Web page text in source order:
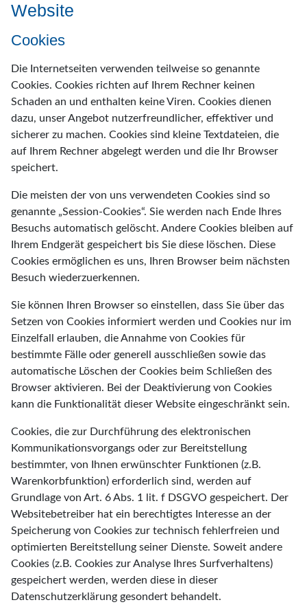
Website
Cookies
Die Internetseiten verwenden teilweise so genannte
Cookies. Cookies richten auf Ihrem Rechner keinen
Schaden an und enthalten keine Viren. Cookies dienen
dazu, unser Angebot nutzerfreundlicher, effektiver und
sicherer zu machen. Cookies sind kleine Textdateien, die
auf Ihrem Rechner abgelegt werden und die Ihr Browser
speichert.
Die meisten der von uns verwendeten Cookies sind so
genannte „Session-Cookies“. Sie werden nach Ende Ihres
Besuchs automatisch gelöscht. Andere Cookies bleiben auf
Ihrem Endgerät gespeichert bis Sie diese löschen. Diese
Cookies ermöglichen es uns, Ihren Browser beim nächsten
Besuch wiederzuerkennen.
Sie können Ihren Browser so einstellen, dass Sie über das
Setzen von Cookies informiert werden und Cookies nur im
Einzelfall erlauben, die Annahme von Cookies für
bestimmte Fälle oder generell ausschließen sowie das
automatische Löschen der Cookies beim Schließen des
Browser aktivieren. Bei der Deaktivierung von Cookies
kann die Funktionalität dieser Website eingeschränkt sein.
Cookies, die zur Durchführung des elektronischen
Kommunikationsvorgangs oder zur Bereitstellung
bestimmter, von Ihnen erwünschter Funktionen (z.B.
Warenkorbfunktion) erforderlich sind, werden auf
Grundlage von Art. 6 Abs. 1 lit. f DSGVO gespeichert. Der
Websitebetreiber hat ein berechtigtes Interesse an der
Speicherung von Cookies zur technisch fehlerfreien und
optimierten Bereitstellung seiner Dienste. Soweit andere
Cookies (z.B. Cookies zur Analyse Ihres Surfverhaltens)
gespeichert werden, werden diese in dieser
Datenschutzerklärung gesondert behandelt.